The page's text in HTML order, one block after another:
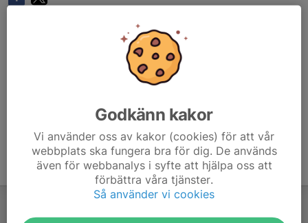
Godkänn kakor
Vi använder oss av kakor (cookies) för att vår
webbplats ska fungera bra för dig. De används
även för webbanalys i syfte att hjälpa oss att
förbättra våra tjänster.
Så använder vi cookies